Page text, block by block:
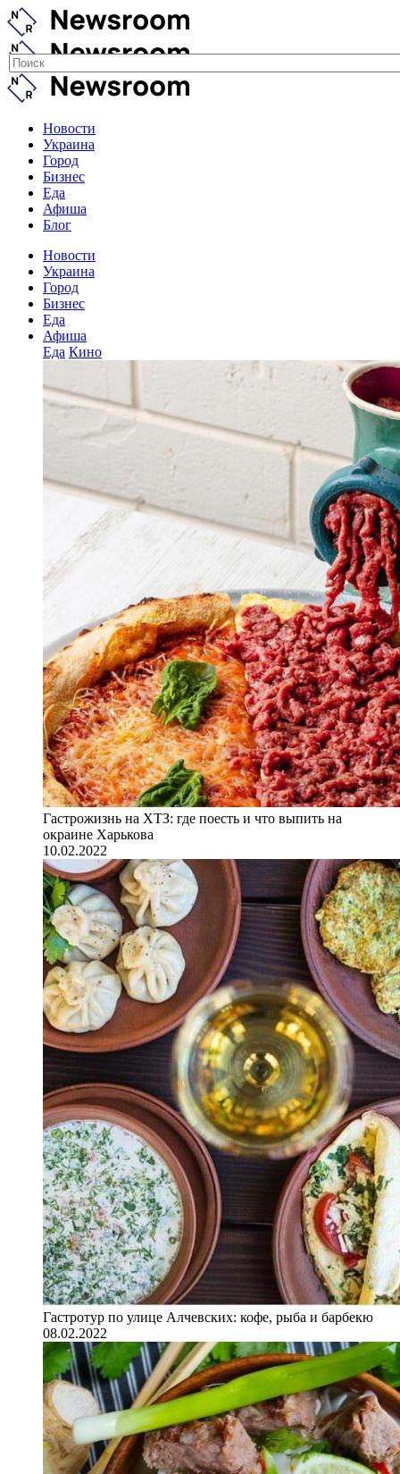
Новости
Украина
Город
Бизнес
Еда
Афиша
Блог
Новости
Украина
Город
Бизнес
Еда
Афиша
Еда Кино
Гастрожизнь на ХТЗ: где поесть и что выпить на
окраине Харькова
10.02.2022
Гастротур по улице Алчевских: кофе, рыба и барбекю
08.02.2022